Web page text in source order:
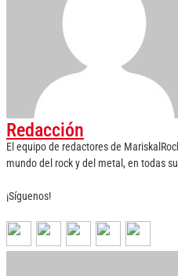
Redacción
El equipo de redactores de
mundo del rock y del metal, en todas
¡Síguenos!